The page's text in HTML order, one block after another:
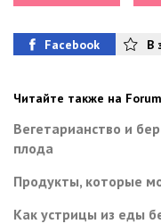
Facebook В
Читайте также на
Вегетарианство и
плода
Продукты, которые
Как устрицы из еды